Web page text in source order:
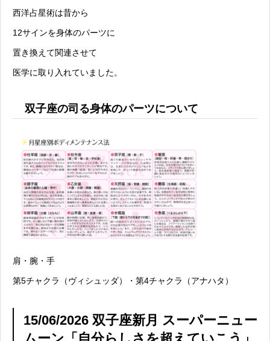
西洋占星術は昔から
12サインを身体のパーツに
置き換えて関連させて
医学に取り入れていました。
双子座の司る身体のパーツについて
肩・腕・手
第5チャクラ（ヴィシュッダ）・第4チャクラ（アナハタ）
15/06/2026 双子座新月 スーパーニュー